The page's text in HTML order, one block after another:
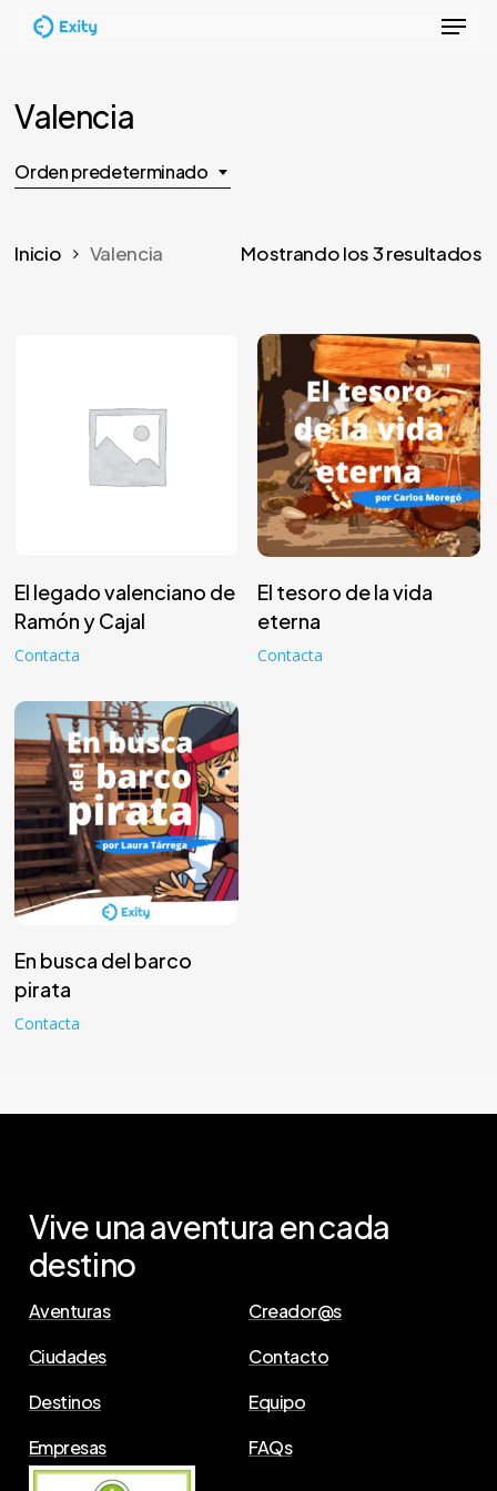
Skip
content
Menu
Valencia
Orden predeterminado
Mostrando los 3 resultados
Inicio Valencia
Leer más
El legado valenciano de
Ramón y Cajal
Contacta
Leer más
El tesoro de la vida
eterna
Contacta
En busca del barco
pirata
Contacta
Vive unaaventura encada
destino
Aventuras
Ciudades
Destinos
Empresas
Creador@s
Contacto
Equipo
FAQs